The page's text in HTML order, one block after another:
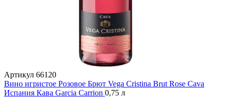
Артикул 66120
Вино игристое Розовое Брют Vega Cristina Brut Rose Cava
Испания Кава Garcia Carrion 0,75 л